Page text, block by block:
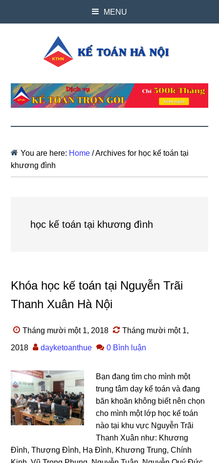
MENU
You are here: Home /Archives for học kế toán tại
khương đình
học kế toán tại khương đình
Khóa học kế toán tại Nguyễn Trãi
Thanh Xuân Hà Nội
Tháng mười một 1, 2018 Tháng mười một 1,
2018 dayketoanthue 0 Bình luận
Bạn đang tìm cho mình một
trung tâm dạy kế toán và đang
băn khoăn không biết nên chọn
cho mình một lớp học kế toán
nào tại khu vực Nguyễn Trãi
Thanh Xuân như: Khương
Đình, Thượng Đình, Hạ Đình, Khương Trung, Chính